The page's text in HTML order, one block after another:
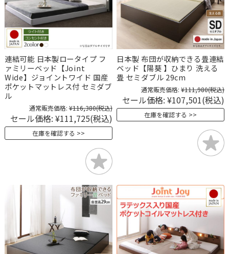
連結可能 日本製ロータイプ フ
ァミリーベッド【Joint
Wide】ジョイントワイド 国産
ポケットマットレス付 セミダブ
ル
通常販売価格: ¥116,380(税込)
セール価格: ¥111,725(税込)
在庫を確認する
日本製 布団が収納できる畳連結
ベッド【陽葵 】ひまり 洗える
畳 セミダブル 29cm
通常販売価格: ¥111,980(税込)
セール価格: ¥107,501(税込)
在庫を確認する